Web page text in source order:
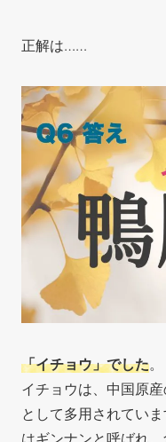
正解は……
「イチョウ」でした。
イチョウは、中国原
として多用されてい
はギンナンと呼ばれ